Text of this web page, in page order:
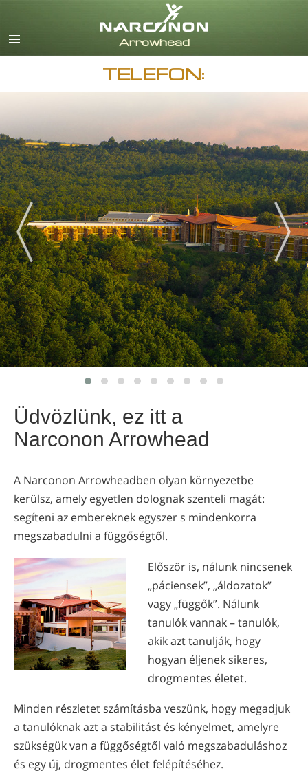
Deutsch
español
héber
magyar
olasz
japán
Nederlands
norvég
Português
orosz
svéd
kínai
nepáli
arab
ukrán
TELEFON:
Üdvözlünk, ez itt a
Narconon Arrowhead
A Narconon Arrowheadben olyan környezetbe
kerülsz, amely egyetlen dolognak szenteli magát:
segíteni az embereknek egyszer s mindenkorra
megszabadulni a függőségtől.
Először is, nálunk nincsenek
„páciensek”, „áldozatok”
vagy „függők”. Nálunk
tanulók vannak – tanulók,
akik azt tanulják, hogy
hogyan éljenek sikeres,
drogmentes életet.
Minden részletet számításba veszünk, hogy megadjuk
a tanulóknak azt a stabilitást és kényelmet, amelyre
szükségük van a függőségtől való megszabaduláshoz
és egy új, drogmentes élet felépítéséhez.